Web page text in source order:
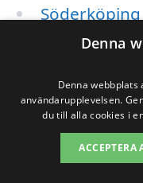
Söderköping
Kisa
Björkeberg
Denna
Denna
användarupplevelsen.
du till alla cookies i
ACCEPTERA